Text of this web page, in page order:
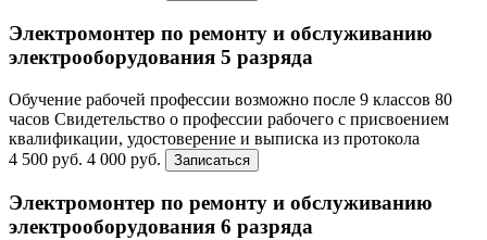
Электромонтер по ремонту и обслуживанию
электрооборудования 5 разряда
Обучение рабочей профессии возможно после 9 классов 80
часов Свидетельство о профессии рабочего с присвоением
квалификации, удостоверение и выписка из протокола
4 500 руб. 4 000 руб. Записаться
Электромонтер по ремонту и обслуживанию
электрооборудования 6 разряда